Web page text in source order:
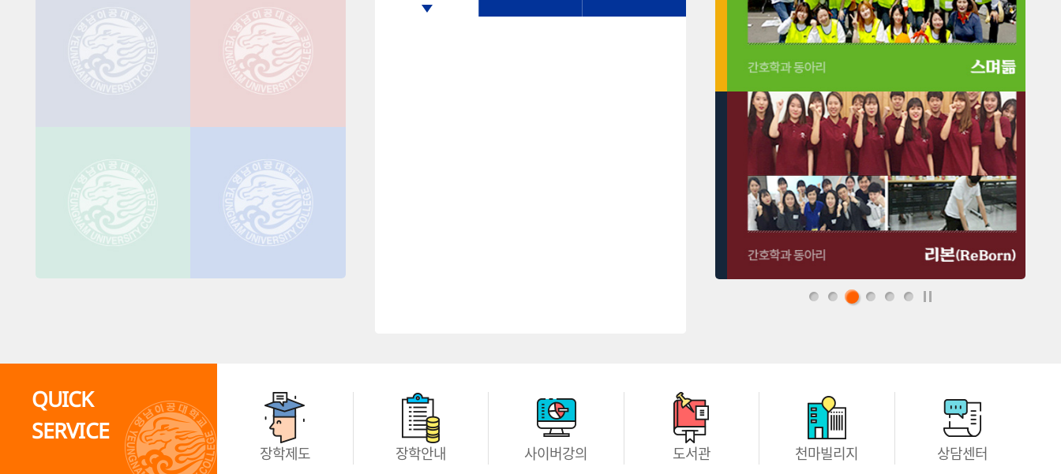
QUICK
SERVICE
장학제도 장학안내 사이버강의 도서관 천마빌리지 상담센터